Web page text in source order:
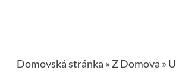
Domovská stránka » Z Domova »